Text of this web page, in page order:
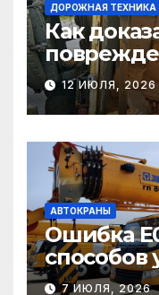
ДОРОЖНАЯ ТЕХНИКА
Как
12 ИЮЛЯ, 2026
АВТОКРАНЫ
Ошибка
способов
7 ИЮЛЯ, 2026